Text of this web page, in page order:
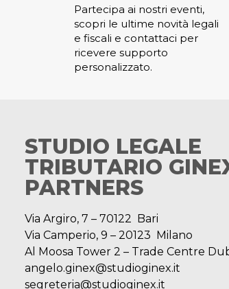
Partecipa ai nostri eventi,
scopri le ultime novità legali
e fiscali e contattaci per
ricevere supporto
personalizzato.
STUDIO LEGALE
TRIBUTARIO
PARTNERS
Via Argiro, 7 – 70122 Bari
Via Camperio, 9 – 20123 Milano
Al Moosa Tower 2 – Trade Centre
angelo.ginex@studioginex.it
segreteria@studioginex.it